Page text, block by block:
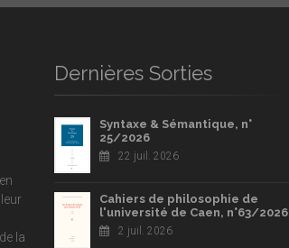
la
Dernières Sorties
Syntaxe & Sémantique, n°
25/2026
22 juil. 2026
Cahiers de philosophie de
l'université de Caen, n°63/2026
2 juil. 2026